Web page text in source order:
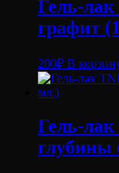
Гель-
графит
200₽ В
Гель-
глубины